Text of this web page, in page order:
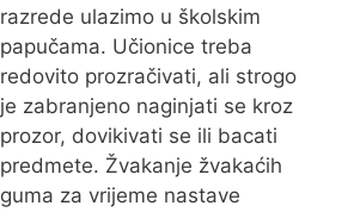
razrede ulazimo u školskim
papučama. Učionice treba
redovito prozračivati, ali strogo
je zabranjeno naginjati se kroz
prozor, dovikivati se ili bacati
predmete. Žvakanje žvakaćih
guma za vrijeme nastave